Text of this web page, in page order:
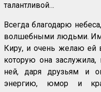
талантливой…
Всегда благодарю
волшебными людьми.
Киру, и очень желаю ей
которую она
ней, даря друзьям и
энергию, юмор и